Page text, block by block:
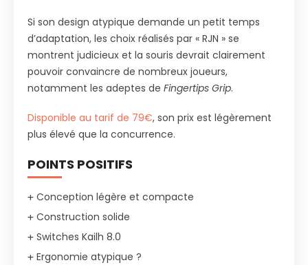
Si son design atypique demande un petit temps
d’adaptation, les choix réalisés par « RJN » se
montrent judicieux et la souris devrait clairement
pouvoir convaincre de nombreux joueurs,
notamment les adeptes de Fingertips Grip.
Disponible au tarif de 79€, son prix est légèrement
plus élevé que la concurrence.
POINTS POSITIFS
Conception légère et compacte
Construction solide
Switches Kailh 8.0
Ergonomie atypique ?